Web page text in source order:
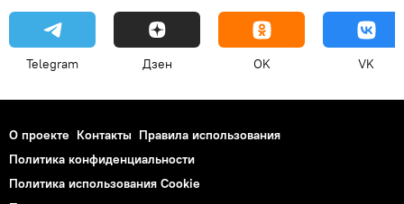
Telegram Дзен OK VK
О проекте Контакты Правила использования
Политика конфиденциальности
Политика использования Cookie